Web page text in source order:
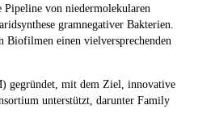
von niedermolekularen
gramnegativer Bakterien.
Biofilmen einen vielversprechenden
gegründet, mit dem Ziel, innovative
unterstützt, darunter Family